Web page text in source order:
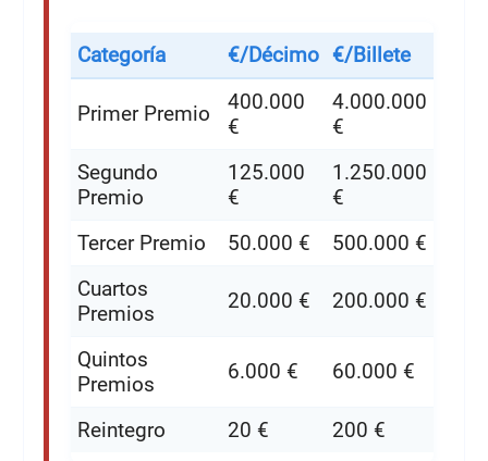
Categoría €/Décimo €/Billete
Primer Premio
400.000
€
4.000.000
€
Segundo
Premio
125.000
€
1.250.000
€
Tercer Premio
50.000 €
500.000 €
Cuartos
Premios
20.000 € 200.000 €
Quintos
Premios
6.000 € 60.000 €
Reintegro 20 € 200 €